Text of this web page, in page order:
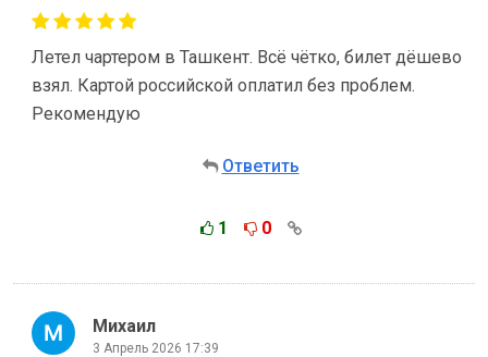
Летел чартером в Ташкент. Всё чётко, билет дёшево
взял. Картой российской оплатил без проблем.
Рекомендую
Ответить
1 0
Михаил
3 Апрель 2026 17:39